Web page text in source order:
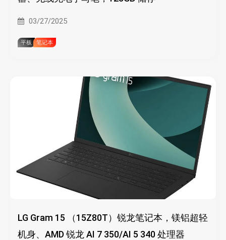
03/27/2025
平板 笔记本
LG Gram 15 （15Z80T）锐龙笔记本，镁铝超轻
机身、AMD 锐龙 AI 7 350/AI 5 340 处理器